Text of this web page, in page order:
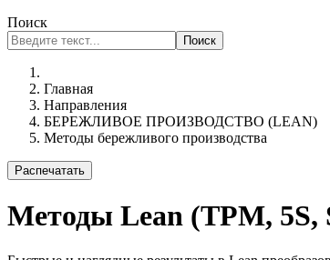
Поиск
Поиск
Главная
Направления
БЕРЕЖЛИВОЕ ПРОИЗВОДСТВО (LEAN)
Методы бережливого производства
Распечатать
Методы Lean (TPM, 5S,